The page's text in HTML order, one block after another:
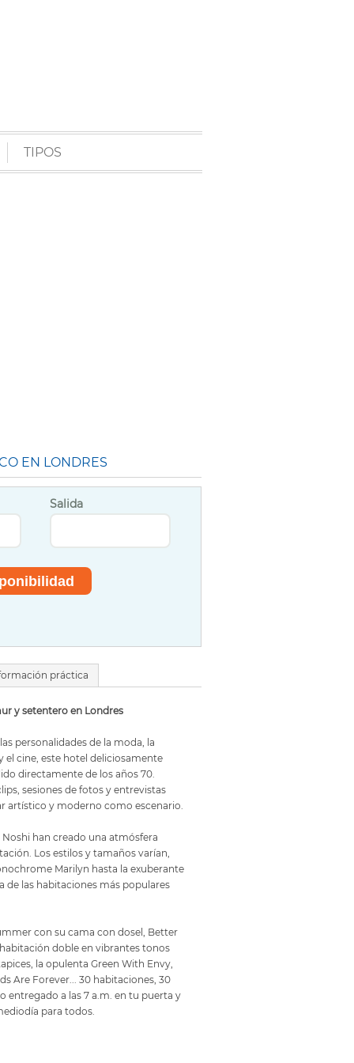
TIPOS
EN LONDRES
Salida
práctica
y setentero en Londres
personalidades de la moda, la
el cine, este hotel deliciosamente
directamente de los años 70.
sesiones de fotos y entrevistas
artístico y moderno como escenario.
han creado una atmósfera
Los estilos y tamaños varían,
Marilyn hasta la exuberante
de las habitaciones más populares
con su cama con dosel, Better
doble en vibrantes tonos
la opulenta Green With Envy,
Are Forever... 30 habitaciones, 30
entregado a las 7 a.m. en tu puerta y
para todos.